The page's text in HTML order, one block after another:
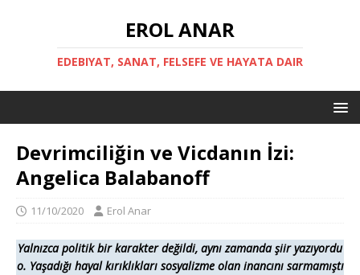
EROL ANAR
EDEBIYAT, SANAT, FELSEFE VE HAYATA DAIR
Devrimciliğin ve Vicdanın İzi:
Angelica Balabanoff
11/10/2020 Erol Anar
Yalnızca politik bir karakter değildi, aynı zamanda şiir yazıyordu
o. Yaşadığı hayal kırıklıkları sosyalizme olan inancını sarmamıştı